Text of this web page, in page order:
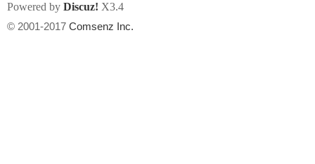
Powered by Discuz! X3.4
© 2001-2017 Comsenz Inc.